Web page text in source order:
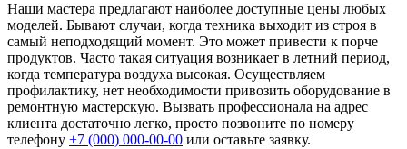
Наши мастера предлагают наиболее доступные цены любых
моделей. Бывают случаи, когда техника выходит из строя в
самый неподходящий момент. Это может привести к порче
продуктов. Часто такая ситуация возникает в летний период,
когда температура воздуха высокая. Осуществляем
профилактику, нет необходимости привозить оборудование в
ремонтную мастерскую. Вызвать профессионала на адрес
клиента достаточно легко, просто позвоните по номеру
телефону +7 (000) 000-00-00 или оставьте заявку.